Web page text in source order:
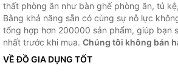
thất phòng ăn như bàn ghế phòng ăn, tủ
Bằng khả năng sẵn có cùng sự nỗ lực
tổng hợp hơn 200000 sản phẩm, giúp bạn
nhất trước khi mua. Chúng tôi không bán
VỀ ĐỒ GIA DỤNG TỐT